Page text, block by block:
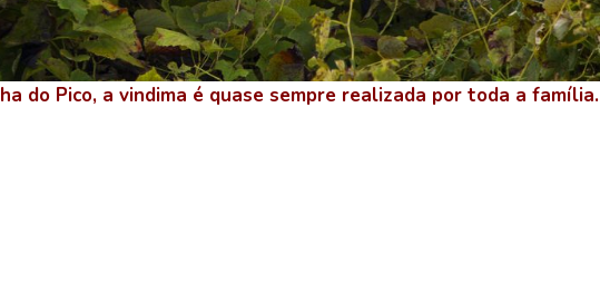
do Pico, a vindima é quase sempre realizada por toda a família.